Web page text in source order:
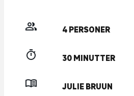
4 PERSONER
30 MINUTTER
JULIE BRUUN